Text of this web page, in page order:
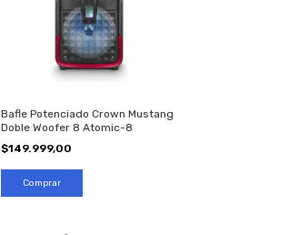
Bafle Potenciado Crown Mustang
Doble Woofer 8 Atomic-8
$149.999,00